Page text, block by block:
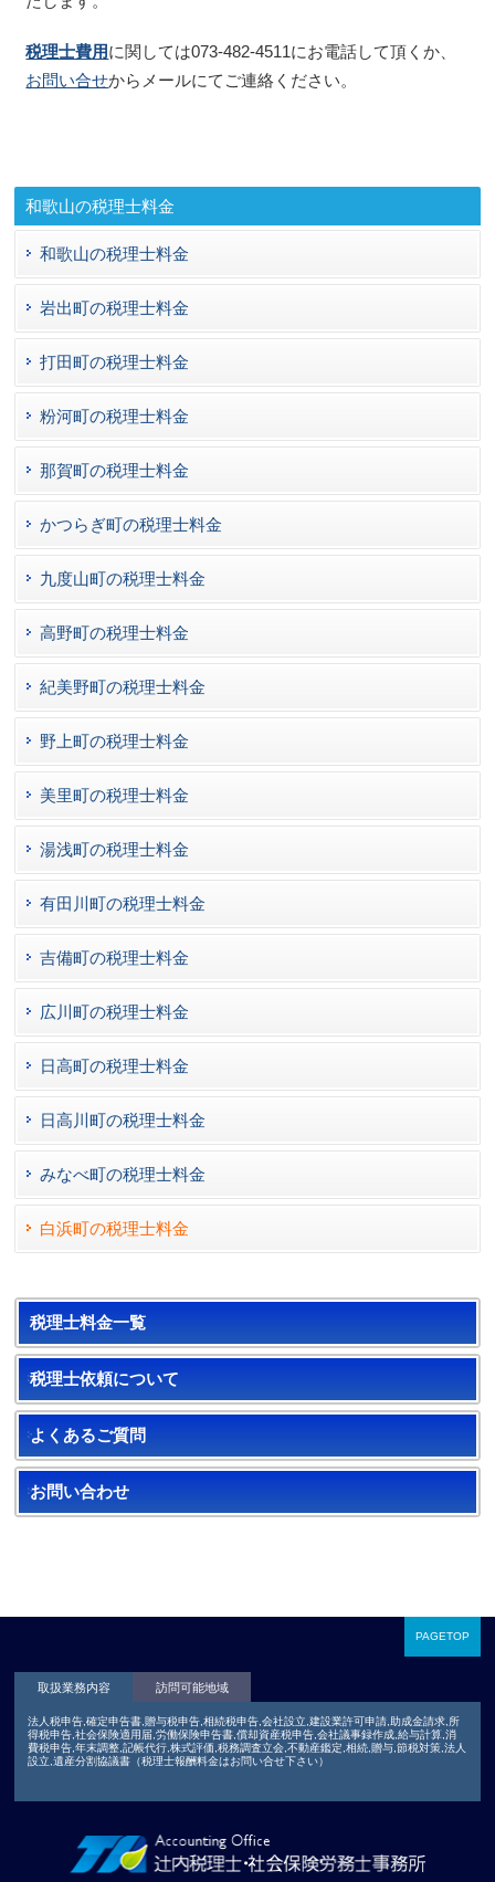
税理士費用に関しては073-482-4511にお電話して頂くか、
お問い合せからメールにてご連絡ください。
和歌山の税理士料金
和歌山の税理士料金
岩出町の税理士料金
打田町の税理士料金
粉河町の税理士料金
那賀町の税理士料金
かつらぎ町の税理士料金
九度山町の税理士料金
高野町の税理士料金
紀美野町の税理士料金
野上町の税理士料金
美里町の税理士料金
湯浅町の税理士料金
有田川町の税理士料金
吉備町の税理士料金
広川町の税理士料金
日高町の税理士料金
日高川町の税理士料金
みなべ町の税理士料金
白浜町の税理士料金
税理士料金一覧
税理士依頼について
よくあるご質問
お問い合わせ
PAGETOP
取扱業務内容 訪問可能地域
法人税申告,確定申告書,贈与税申告,相続税申告,会社設立,建設業許可申請,助成金請求,所
得税申告,社会保険適用届,労働保険申告書,償却資産税申告,会社議事録作成,給与計算,消
費税申告,年末調整,記帳代行,株式評価,税務調査立会,不動産鑑定,相続,贈与,節税対策,法人
設立,遺産分割協議書（税理士報酬料金はお問い合せ下さい）